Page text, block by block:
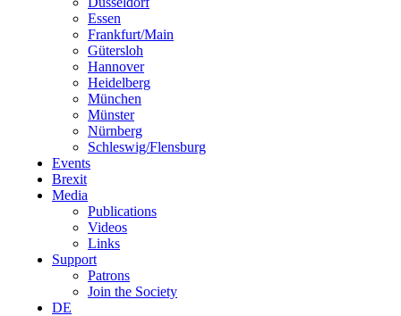
Essen
Frankfurt/Main
Gütersloh
Hannover
Heidelberg
München
Münster
Nürnberg
Schleswig/Flensburg
Events
Brexit
Media
Publications
Videos
Links
Support
Patrons
Join the Society
DE